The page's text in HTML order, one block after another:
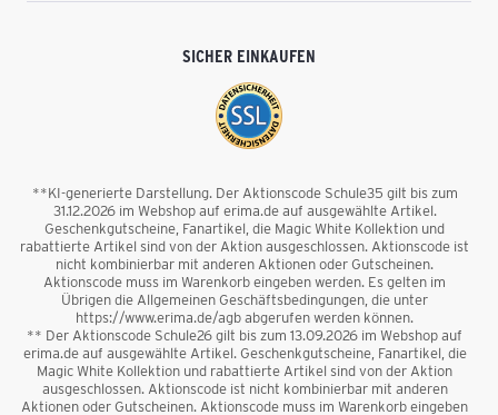
SICHER EINKAUFEN
**KI-generierte Darstellung. Der Aktionscode Schule35 gilt bis zum
31.12.2026 im Webshop auf erima.de auf ausgewählte Artikel.
Geschenkgutscheine, Fanartikel, die Magic White Kollektion und
rabattierte Artikel sind von der Aktion ausgeschlossen. Aktionscode ist
nicht kombinierbar mit anderen Aktionen oder Gutscheinen.
Aktionscode muss im Warenkorb eingeben werden. Es gelten im
Übrigen die Allgemeinen Geschäftsbedingungen, die unter
https://www.erima.de/agb abgerufen werden können.
** Der Aktionscode Schule26 gilt bis zum 13.09.2026 im Webshop auf
erima.de auf ausgewählte Artikel. Geschenkgutscheine, Fanartikel, die
Magic White Kollektion und rabattierte Artikel sind von der Aktion
ausgeschlossen. Aktionscode ist nicht kombinierbar mit anderen
Aktionen oder Gutscheinen. Aktionscode muss im Warenkorb eingeben